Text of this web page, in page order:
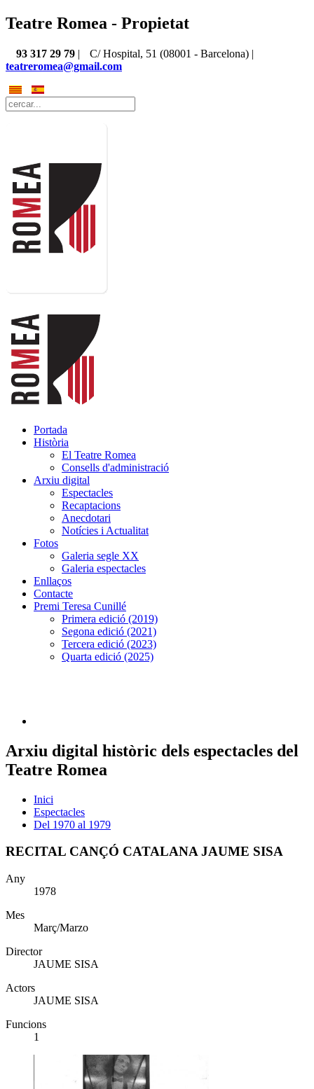
Teatre Romea - Propietat
93 317 29 79 |
C/ Hospital, 51 (08001 - Barcelona) |
teatreromea@gmail.com
Portada
Història
El Teatre Romea
Consells d'administració
Arxiu digital
Espectacles
Recaptacions
Anecdotari
Notícies i Actualitat
Fotos
Galeria segle XX
Galeria espectacles
Enllaços
Contacte
Premi Teresa Cunillé
Primera edició (2019)
Segona edició (2021)
Tercera edició (2023)
Quarta edició (2025)
Arxiu digital històric dels espectacles del
Teatre Romea
Inici
Espectacles
Del 1970 al 1979
RECITAL CANÇÓ CATALANA JAUME SISA
Any
1978
Mes
Març/Marzo
Director
JAUME SISA
Actors
JAUME SISA
Funcions
1